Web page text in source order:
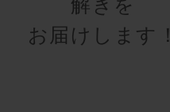
お届けします！